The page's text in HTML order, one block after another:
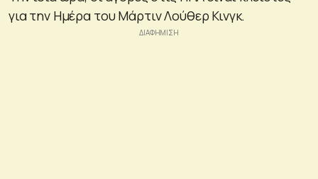
για την Ημέρα του Μάρτιν Λούθερ Κινγκ.